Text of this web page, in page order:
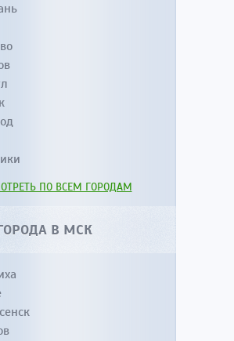
ПО ВСЕМ ГОРОДАМ
В МСК